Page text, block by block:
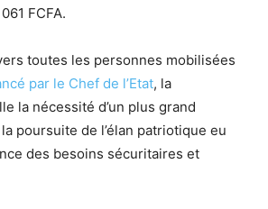
FCFA.
toutes les personnes mobilisées
par le Chef de l’Etat, la
la nécessité d’un plus grand
poursuite de l’élan patriotique eu
des besoins sécuritaires et